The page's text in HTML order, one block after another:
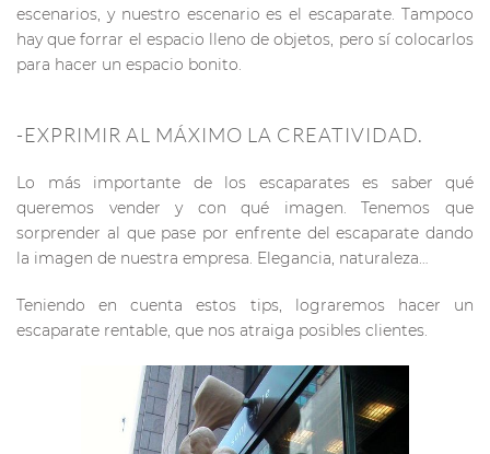
escenarios, y nuestro escenario es el escaparate. Tampoco
hay que forrar el espacio lleno de objetos, pero sí colocarlos
para hacer un espacio bonito.
-EXPRIMIR AL MÁXIMO LA CREATIVIDAD.
Lo más importante de los escaparates es saber qué
queremos vender y con qué imagen. Tenemos que
sorprender al que pase por enfrente del escaparate dando
la imagen de nuestra empresa. Elegancia, naturaleza…
Teniendo en cuenta estos tips, lograremos hacer un
escaparate rentable, que nos atraiga posibles clientes.